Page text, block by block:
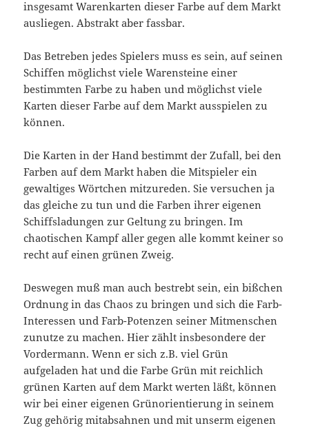
insgesamt Warenkarten dieser Farbe auf dem Markt
ausliegen. Abstrakt aber fassbar.
Das Betreben jedes Spielers muss es sein, auf seinen
Schiffen möglichst viele Warensteine einer
bestimmten Farbe zu haben und möglichst viele
Karten dieser Farbe auf dem Markt ausspielen zu
können.
Die Karten in der Hand bestimmt der Zufall, bei den
Farben auf dem Markt haben die Mitspieler ein
gewaltiges Wörtchen mitzureden. Sie versuchen ja
das gleiche zu tun und die Farben ihrer eigenen
Schiffsladungen zur Geltung zu bringen. Im
chaotischen Kampf aller gegen alle kommt keiner so
recht auf einen grünen Zweig.
Deswegen muß man auch bestrebt sein, ein bißchen
Ordnung in das Chaos zu bringen und sich die Farb-
Interessen und Farb-Potenzen seiner Mitmenschen
zunutze zu machen. Hier zählt insbesondere der
Vordermann. Wenn er sich z.B. viel Grün
aufgeladen hat und die Farbe Grün mit reichlich
grünen Karten auf dem Markt werten läßt, können
wir bei einer eigenen Grünorientierung in seinem
Zug gehörig mitabsahnen und mit unserm eigenen